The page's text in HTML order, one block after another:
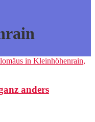
anders